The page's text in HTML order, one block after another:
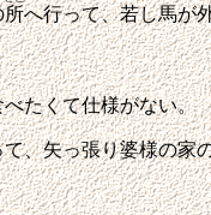
所へ行って、若し馬が
たくて仕様がない。
、矢っ張り婆様の家